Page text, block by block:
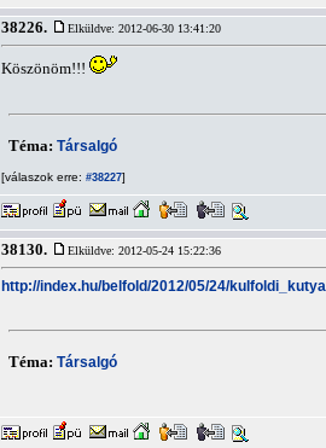
38226. Elküldve: 2012-06-30 13:41:20
Köszönöm!!!
Téma: Társalgó
[válaszok erre: #38227]
38130. Elküldve: 2012-05-24 15:22:36
http://index.hu/belfold/2012/05/24/
Téma: Társalgó